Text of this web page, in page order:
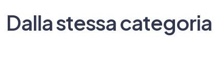
Dalla stessa categoria